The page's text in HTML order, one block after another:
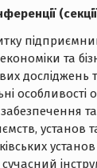
та
досліджень
особливості
установ